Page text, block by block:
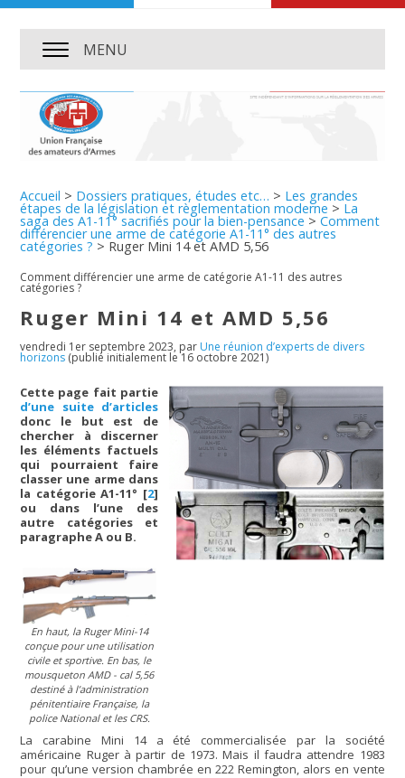
MENU
Accueil > Dossiers pratiques, études etc… > Les grandes
étapes de la législation et règlementation moderne > La
saga des A1-11° sacrifiés pour la bien-pensance >Comment
différencier une arme de catégorie A1-11° des autres
catégories ? > Ruger Mini 14 et AMD 5,56
Comment différencier une arme de catégorie A1-11 des autres
catégories ?
Ruger Mini 14 et AMD 5,56
vendredi 1er septembre 2023, par Une réunion d’experts de divers
horizons (publié initialement le 16 octobre 2021)
Cette page fait partie
d’une suite d’articles
donc le but est de
chercher à discerner
les éléments factuels
qui pourraient faire
classer une arme dans
la catégorie A1-11° [2]
ou dans l’une des
autre catégories et
paragraphe A ou B.
En haut, la Ruger Mini-14
conçue pour une utilisation
civile et sportive. En bas, le
mousqueton AMD - cal 5,56
destiné à l’administration
pénitentiaire Française, la
police National et les CRS.
La carabine Mini 14 a été commercialisée par la société
américaine Ruger à partir de 1973. Mais il faudra attendre 1983
pour qu’une version chambrée en 222 Remington, alors en vente